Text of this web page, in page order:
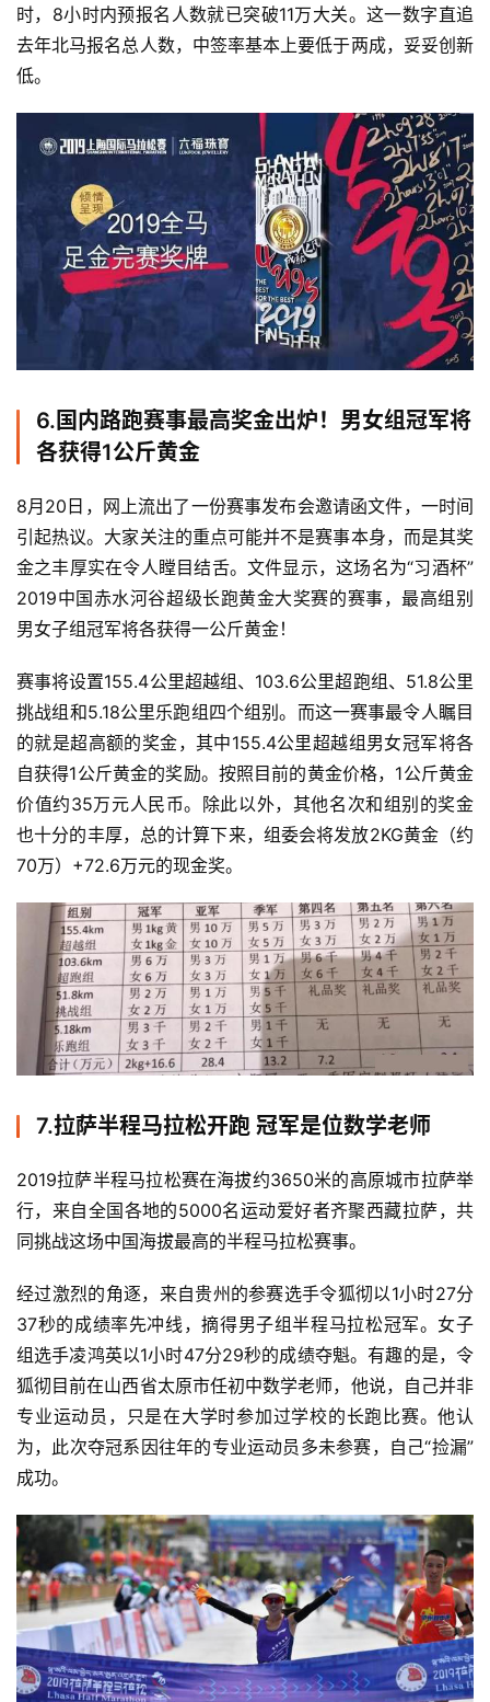
察
备
训
练
频
用
户
精
选
运
动
时，8小时内预报名人数就已突破11万大关。这一数字直追
去年北马报名总人数，中签率基本上要低于两成，妥妥创新
低。
6. 国内路跑赛事最高奖金出炉！男女组冠军将
各获得1公斤黄金
8月20日，网上流出了一份赛事发布会邀请函文件，一时间
引起热议。大家关注的重点可能并不是赛事本身，而是其奖
金之丰厚实在令人瞠目结舌。文件显示，这场名为“习酒杯”
2019中国赤水河谷超级长跑黄金大奖赛的赛事，最高组别
男女子组冠军将各获得一公斤黄金！
赛事将设置155.4公里超越组、103.6公里超跑组、51.8公里
挑战组和5.18公里乐跑组四个组别。而这一赛事最令人瞩目
的就是超高额的奖金，其中155.4公里超越组男女冠军将各
自获得1公斤黄金的奖励。按照目前的黄金价格，1公斤黄金
价值约35万元人民币。除此以外，其他名次和组别的奖金
也十分的丰厚，总的计算下来，组委会将发放2KG黄金（约
70万）+72.6万元的现金奖。
7.拉萨半程马拉松开跑 冠军是位数学老师
2019拉萨半程马拉松赛在海拔约3650米的高原城市拉萨举
行，来自全国各地的5000名运动爱好者齐聚西藏拉萨，共
同挑战这场中国海拔最高的半程马拉松赛事。
经过激烈的角逐，来自贵州的参赛选手令狐彻以1小时27分
37秒的成绩率先冲线，摘得男子组半程马拉松冠军。女子
组选手凌鸿英以1小时47分29秒的成绩夺魁。有趣的是，令
狐彻目前在山西省太原市任初中数学老师，他说，自己并非
专业运动员，只是在大学时参加过学校的长跑比赛。他认
为，此次夺冠系因往年的专业运动员多未参赛，自己“捡漏”
成功。